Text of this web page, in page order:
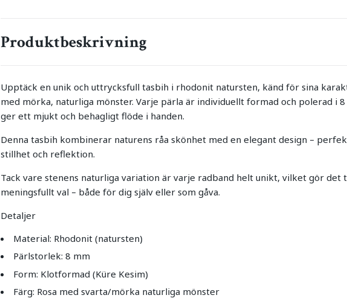
Produktbeskrivning
Upptäck en unik och uttrycksfull tasbih i rhodonit natursten, känd för sina
med mörka, naturliga mönster. Varje pärla är individuellt formad och polerad i
ger ett mjukt och behagligt flöde i handen.
Denna tasbih kombinerar naturens råa skönhet med en elegant design –
stillhet och reflektion.
Tack vare stenens naturliga variation är varje radband helt unikt, vilket gör det
meningsfullt val – både för dig själv eller som gåva.
Detaljer
Material: Rhodonit (natursten)
Pärlstorlek: 8 mm
Form: Klotformad (Küre Kesim)
Färg: Rosa med svarta/mörka naturliga mönster